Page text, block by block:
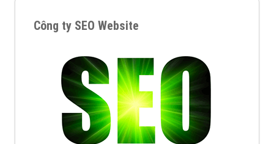
Công ty SEO Website